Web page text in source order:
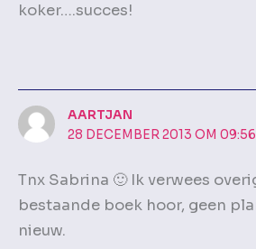
koker….succes!
AARTJAN
28 DECEMBER 2013 OM 09:56
Tnx Sabrina 🙂 Ik verwees
bestaande boek hoor, geen
nieuw.